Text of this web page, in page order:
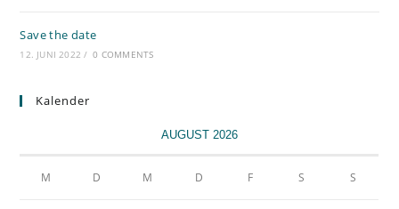
Save the date
12. JUNI 2022 / 0 COMMENTS
Kalender
AUGUST 2026
M D M D F S S